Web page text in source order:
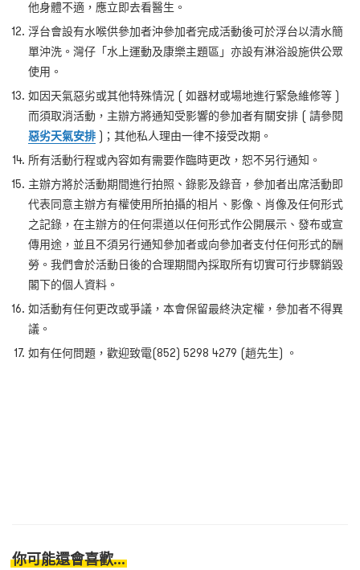
他身體不適，應立即去看醫生。
浮台會設有水喉供參加者沖參加者完成活動後可於浮台以清水簡
單沖洗。灣仔「水上運動及康樂主題區」亦設有淋浴設施供公眾
使用。
如因天氣惡劣或其他特殊情況 ( 如器材或場地進行緊急維修等 )
而須取消活動，主辦方將通知受影響的參加者有關安排 ( 請參閱
惡劣天氣安排 )；其他私人理由一律不接受改期。
所有活動行程或內容如有需要作臨時更改，恕不另行通知。
主辦方將於活動期間進行拍照、錄影及錄音，參加者出席活動即
代表同意主辦方有權使用所拍攝的相片、影像、肖像及任何形式
之記錄，在主辦方的任何渠道以任何形式作公開展示、發布或宣
傳用途，並且不須另行通知參加者或向參加者支付任何形式的酬
勞。我們會於活動日後的合理期間內採取所有切實可行步驟銷毀
閣下的個人資料。
如活動有任何更改或爭議，本會保留最終決定權，參加者不得異
議。
如有任何問題，歡迎致電(852) 5298 4279 (趙先生) 。
你可能還會喜歡...